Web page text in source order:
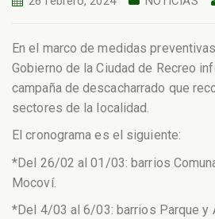
En el marco de medidas
Gobierno de la Ciudad de Recreo
campaña de descacharrado que
sectores de la localidad.
El cronograma es el siguiente:
*Del 26/02 al 01/03: barrios
Mocoví.
*Del 4/03 al 6/03: barrios Parque y